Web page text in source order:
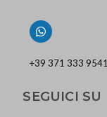
+39 371 333 9541
SEGUICI SU